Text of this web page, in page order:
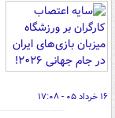
۱۶ خرداد ۰۵ - ۱۷:۰۸